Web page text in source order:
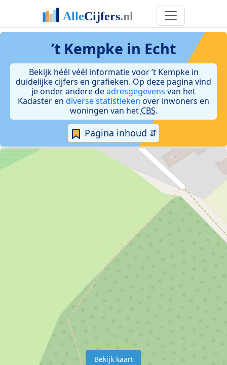
’t Kempke in Echt
Bekijk héél véél informatie voor ’t Kempke in
duidelijke cijfers en grafieken. Op deze pagina vind
je onder andere deadresgegevens van het
Kadaster en diverse statistieken over inwoners en
woningen van het CBS.
Pagina inhoud ⇵
Bekijk kaart